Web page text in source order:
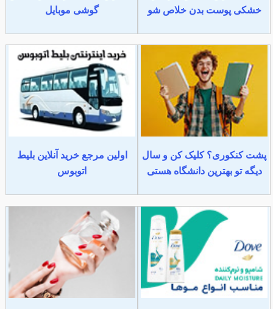
خشکی پوست بدن خلاص شو
گوشی موبایل
پشت کنکوری؟ کلیک کن و سال
دیگه تو بهترین دانشگاه هستی
اولین مرجع خرید آنلاین بلیط
اتوبوس